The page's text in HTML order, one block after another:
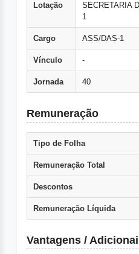
Lotação
SECRETARIA
1
Cargo ASS/DAS-1
Vínculo -
Jornada 40
Remuneração
Tipo de Folha
Remuneração Total
Descontos
Remuneração Líquida
Vantagens /